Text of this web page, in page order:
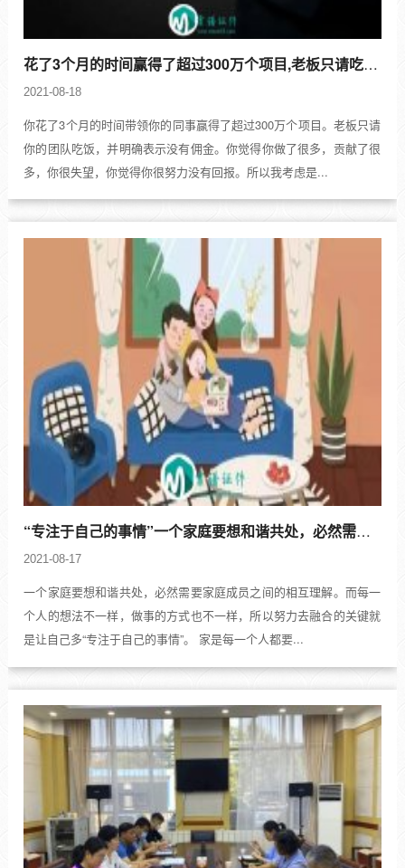
花了3个月的时间赢得了超过300万个项目,老板只请吃饭，并明确表示没有佣金
2021-08-18
你花了3个月的时间带领你的同事赢得了超过300万个项目。老板只请
你的团队吃饭，并明确表示没有佣金。你觉得你做了很多，贡献了很
多，你很失望，你觉得你很努力没有回报。所以我考虑是...
“专注于自己的事情”一个家庭要想和谐共处，必然需要家庭成员之间的相互理
2021-08-17
一个家庭要想和谐共处，必然需要家庭成员之间的相互理解。而每一
个人的想法不一样，做事的方式也不一样，所以努力去融合的关键就
是让自己多“专注于自己的事情”。 家是每一个人都要...